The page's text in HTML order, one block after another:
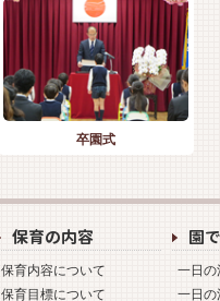
卒園式
保育の内容
保育内容について
保育目標について
園
一日の
一日の